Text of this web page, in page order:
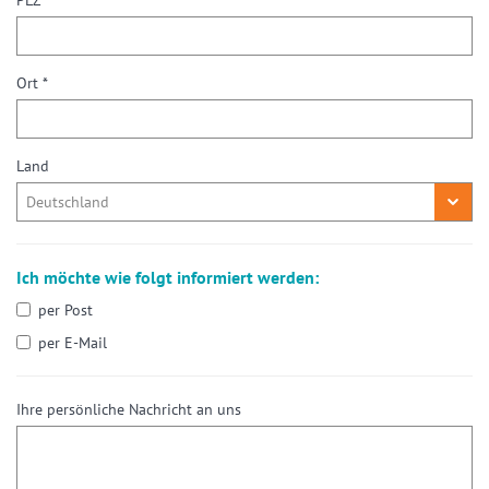
Ort *
Land
Ich möchte wie folgt informiert werden:
per Post
per E-Mail
Ihre persönliche Nachricht an uns